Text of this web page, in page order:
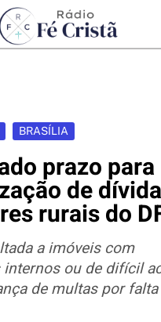
BRASÍLIA
prazo para
de
rurais do
a imóveis com
ou de difícil
de multas por